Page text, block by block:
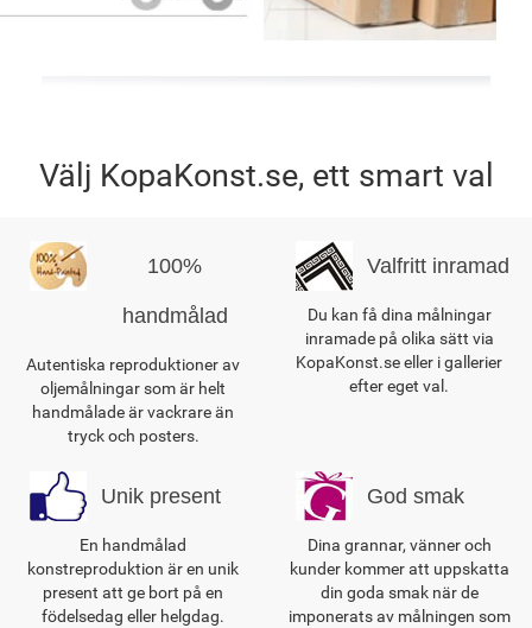
Välj KopaKonst.se, ett smart val
100%
handmålad
Autentiska reproduktioner av
oljemålningar som är helt
handmålade är vackrare än
tryck och posters.
Valfritt inramad
Du kan få dina målningar
inramade på olika sätt via
KopaKonst.se eller i gallerier
efter eget val.
Unik present
En handmålad
konstreproduktion är en unik
present att ge bort på en
födelsedag eller helgdag.
God smak
Dina grannar, vänner och
kunder kommer att uppskatta
din goda smak när de
imponerats av målningen som